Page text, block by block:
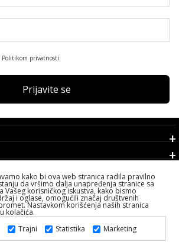
Politikom privatnosti.
Prijavite se
PS FASHION DESIGN DOO
ZADRŽANA ALL RIGHTS RESERVED
kako bi ova web stranica radila pravilno
da vršimo dalja unapređenja stranice sa
Vašeg korisničkog iskustva, kako bismo
i oglase, omogućili značaj društvenih
Nastavkom korišćenja naših stranica
kolačića.
Trajni Statistika Marketing